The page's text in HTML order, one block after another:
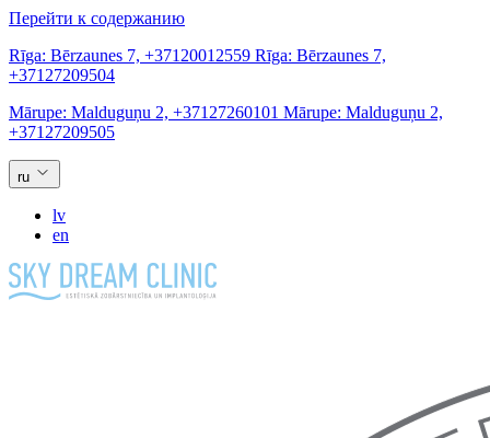
Перейти к содержанию
Rīga: Bērzaunes 7, +37120012559 Rīga: Bērzaunes 7,
+37127209504
Mārupe: Malduguņu 2, +37127260101 Mārupe: Malduguņu 2,
+37127209505
ru
lv
en